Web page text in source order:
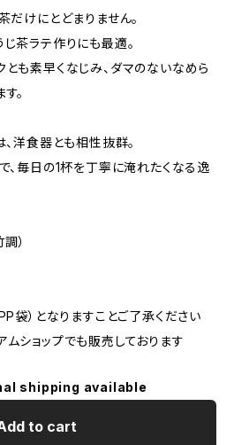
だけにとどまりません。
茶ラテ作りにも最適。
も素早くなじみ、ダマのないなめら
。
、洋食器とも相性抜群。
、毎日の1杯を丁寧に淹れたくなる逸
）
袋）となりますことご了承ください
ショップでも販売しております
shipping available
to cart